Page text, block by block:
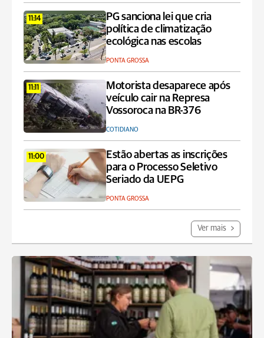
11:14
PG sanciona lei que cria
política de climatização
ecológica nas escolas
PONTA GROSSA
11:11
Motorista desaparece após
veículo cair na Represa
Vossoroca na BR-376
COTIDIANO
11:00
Estão abertas as inscrições
para o Processo Seletivo
Seriado da UEPG
PONTA GROSSA
Ver mais